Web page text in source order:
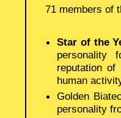
71 members of
Star of the
personality
reputation
human
Golden
personality